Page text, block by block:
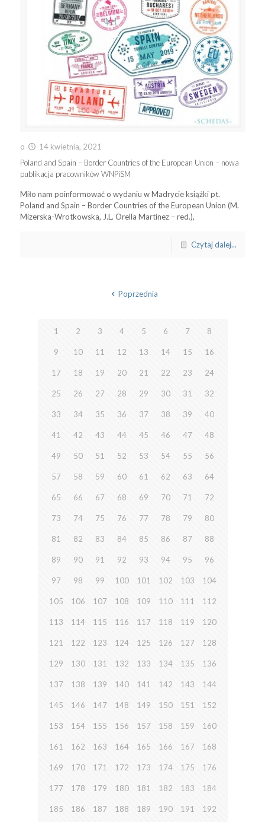
o
14 kwietnia, 2021
Poland and Spain – Border Countries of the European Union – nowa
publikacja pracowników WNPiSM
Miło nam poinformować o wydaniu w Madrycie książki pt.
Poland and Spain – Border Countries of the European Union (M.
Mizerska-Wrotkowska, J.L. Orella Martínez – red.),
Czytaj dalej...
Poprzednia
1 2 3 4 5 6 7 8
9 10 11 12 13 14 15 16
17 18 19 20 21 22 23 24
25 26 27 28 29 30 31 32
33 34 35 36 37 38 39 40
41 42 43 44 45 46 47 48
49 50 51 52 53 54 55 56
57 58 59 60 61 62 63 64
65 66 67 68 69 70 71 72
73 74 75 76 77 78 79 80
81 82 83 84 85 86 87 88
89 90 91 92 93 94 95 96
97 98 99 100 101 102 103 104
105 106 107 108 109 110 111 112
113 114 115 116 117 118 119 120
121 122 123 124 125 126 127 128
129 130 131 132 133 134 135 136
137 138 139 140 141 142 143 144
145 146 147 148 149 150 151 152
153 154 155 156 157 158 159 160
161 162 163 164 165 166 167 168
169 170 171 172 173 174 175 176
177 178 179 180 181 182 183 184
185 186 187 188 189 190 191 192